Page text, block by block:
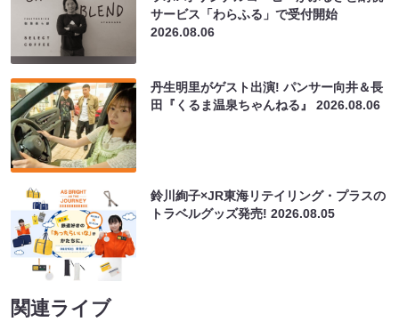
サービス「わらふる」で受付開始
2026.08.06
丹生明里がゲスト出演! パンサー向井＆長
田『くるま温泉ちゃんねる』2026.08.06
鈴川絢子×JR東海リテイリング・プラスの
トラベルグッズ発売!2026.08.05
関連ライブ